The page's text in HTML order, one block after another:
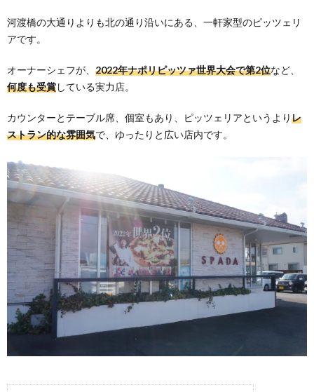
河渡橋の大通りよりも北の通り沿いにある、一軒家型のピッツェリ
アです。
オーナーシェフが、 2022年ナポリピッツァ世界大会で第2位など、
何度も受賞している実力店。
カウンターとテーブル席、個室もあり、ピッツェリアというよりレ
ストラン的な雰囲気で、ゆったりと広い店内です。